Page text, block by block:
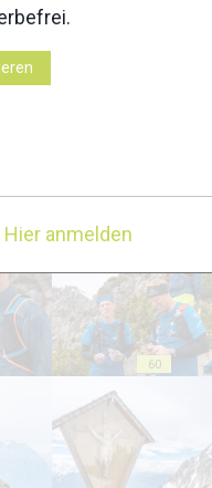
55
60
anmelden